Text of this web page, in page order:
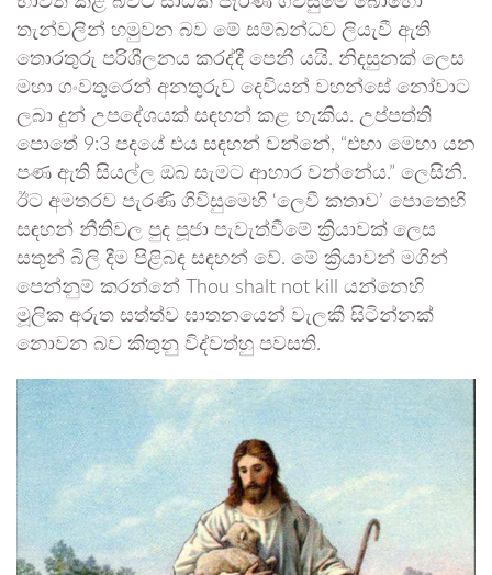
තැන්වලින් හමුවන බව මේ සම්බන්ධව ලියැවී ඇති
තොරතුරු පරිශීලනය කරද්දී පෙනී යයි. නිදසුනක් ලෙස
මහා ගංවතුරෙන් අනතුරුව දෙවියන් වහන්සේ නෝවාට
ලබා දුන් උපදේශයක් සඳහන් කළ හැකිය. උප්පත්ති
පොතේ 9:3 පදයේ එය සඳහන් වන්නේ, “එහා මෙහා යන
පණ ඇති සියල්ල ඔබ සැමට ආහාර වන්නේය.” ලෙසිනි.
ඊට අමතරව පැරණි ගිවිසුමෙහි ‘ලෙවී කතාව’ පොතෙහි
සඳහන් නීතිවල පුද පූජා පැවැත්වීමේ ක්‍රියාවක් ලෙස
සතුන් බිලි දීම පිළිබඳ සඳහන් වේ. මේ ක්‍රියාවන් මගින්
පෙන්නුම් කරන්නේ Thou shalt not kill යන්නෙහි
මූලික අරුත සත්ත්ව ඝාතනයෙන් වැලකී සිටින්නක්
නොවන බව කිතුනු විද්වත්හු පවසති.